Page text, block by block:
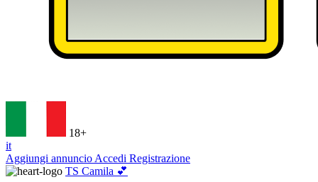
18+
it
Aggiungi annuncio Accedi Registrazione
TS Camila 💕